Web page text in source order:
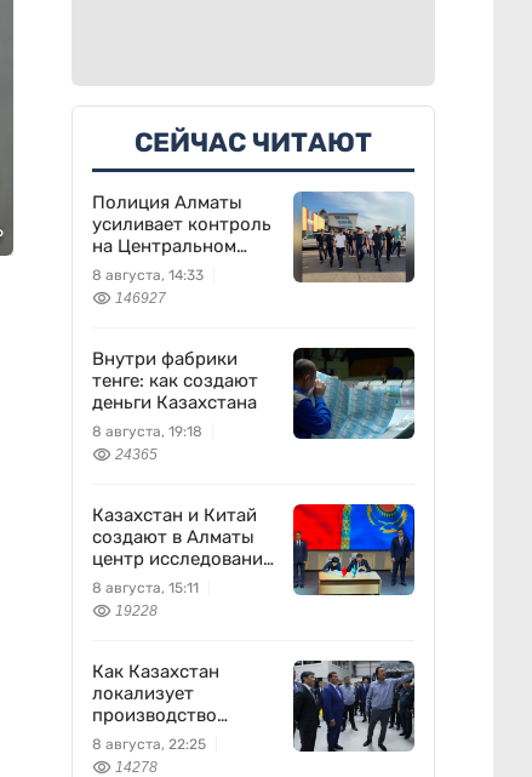
СЕЙЧАС ЧИТАЮТ
Полиция Алматы
усиливает контроль
на Центральном
вещевом рынке
8 августа, 14:33
146927
Внутри фабрики
тенге: как создают
деньги Казахстана
8 августа, 19:18
24365
Казахстан и Китай
создают в Алматы
центр исследований
землетрясений
8 августа, 15:11
19228
Как Казахстан
локализует
производство
оборонной техники
8 августа, 22:25
14278